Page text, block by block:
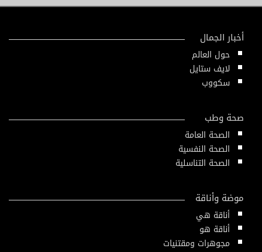
أخبار الجمال
حول العالم
لايف ستايل
سكووب
صحة وطب
الصحة العامة
الصحة النفسية
الصحة التناسلية
موضة وأناقة
أناقة هي
أناقة هو
مجوهرات ومقتنيات